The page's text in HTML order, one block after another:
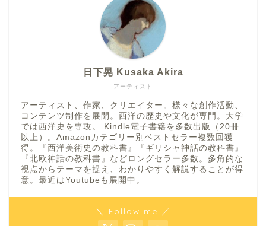
アーティスト
日下晃 Kusaka Akira
アーティスト、作家、クリエイター。様々な創作活動、
コンテンツ制作を展開。西洋の歴史や文化が専門。大学
では西洋史を専攻。 Kindle電子書籍を多数出版（20冊
以上）。Amazonカテゴリー別ベストセラー複数回獲
得。『西洋美術史の教科書』『ギリシャ神話の教科書』
『北欧神話の教科書』などロングセラー多数。多角的な
視点からテーマを捉え、わかりやすく解説することが得
意。最近はYoutubeも展開中。
＼ Follow me ／